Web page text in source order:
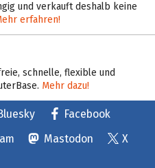
und verkauft deshalb keine
erfahren!
schnelle, flexible und
Mehr dazu!
Facebook
Mastodon
X